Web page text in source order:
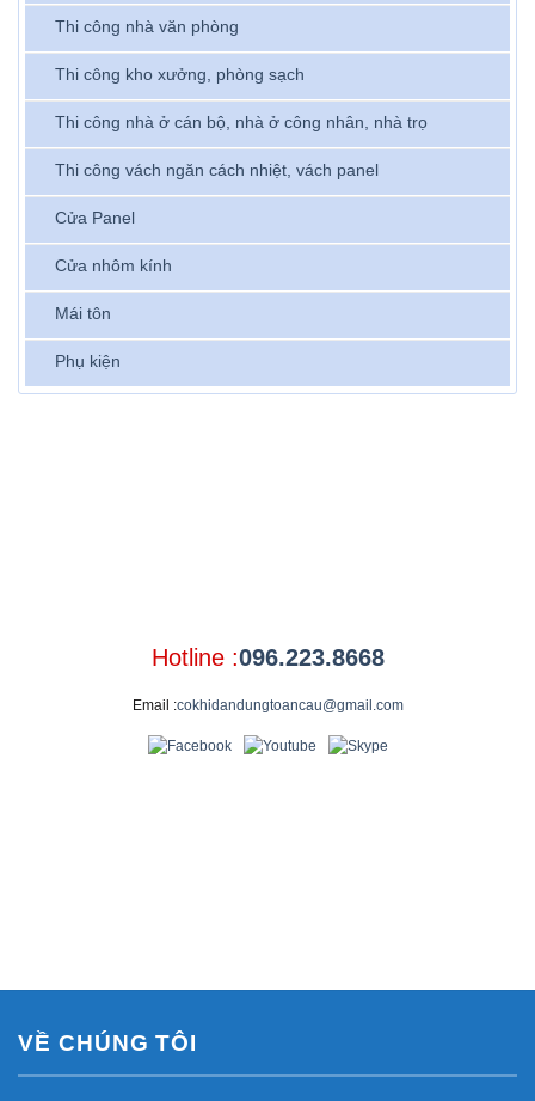
Thi công nhà văn phòng
Thi công kho xưởng, phòng sạch
Thi công nhà ở cán bộ, nhà ở công nhân, nhà trọ
Thi công vách ngăn cách nhiệt, vách panel
Cửa Panel
Cửa nhôm kính
Mái tôn
Phụ kiện
Hotline :096.223.8668
Email :cokhidandungtoancau@gmail.com
VỀ CHÚNG TÔI